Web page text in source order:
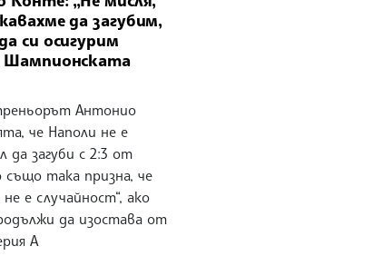
да загубим,
си осигурим
Шампионската
Антонио
че Наполи не е
да загуби с 2:3 от
също така призна, че
не е случайност“, ако
да изостава от
А